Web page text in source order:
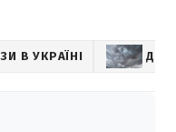
В УКРАЇНІ ДОЩ